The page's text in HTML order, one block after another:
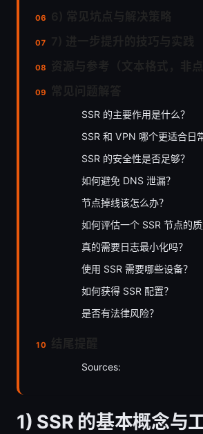
SSR 的主要作用是什么？
SSR 和 VPN 哪个更适合日
SSR 的安全性是否足够？
如何避免 DNS 泄漏？
节点掉线该怎么办？
如何评估一个 SSR 节点的质
真的需要日志最小化吗？
使用 SSR 需要哪些设备？
如何获得 SSR 配置？
是否有法律风险？
Sources:
1) SSR 的基本概念与